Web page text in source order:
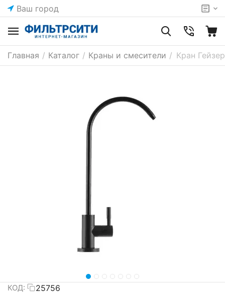
Ваш город
Главная / Каталог / Краны и смесители / Кран
КОД: 25756